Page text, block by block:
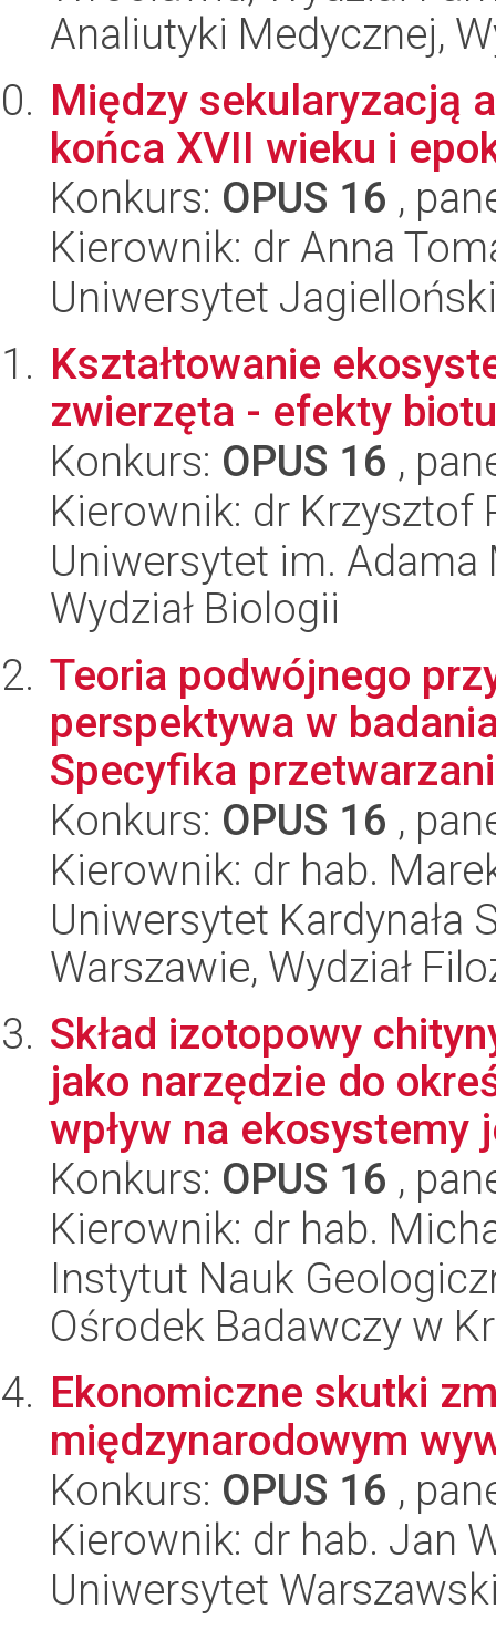
Analiutyki Medycznej,
Między sekularyzacją
końca XVII wieku i
Konkurs: OPUS 16 ,
Kierownik: dr Anna
Uniwersytet
Kształtowanie
zwierzęta - efekty
Konkurs: OPUS 16 ,
Kierownik: dr Krzysztof
Uniwersytet im.
Wydział Biologii
Teoria podwójnego
perspektywa w
Specyfika
Konkurs: OPUS 16 ,
Kierownik: dr hab.
Uniwersytet Kardynała
Warszawie, Wydział
Skład izotopowy
jako narzędzie do
wpływ na ekosystemy
Konkurs: OPUS 16 ,
Kierownik: dr hab.
Instytut Nauk
Ośrodek Badawczy w
Ekonomiczne skutki
międzynarodowym
Konkurs: OPUS 16 ,
Kierownik: dr hab. Jan
Uniwersytet